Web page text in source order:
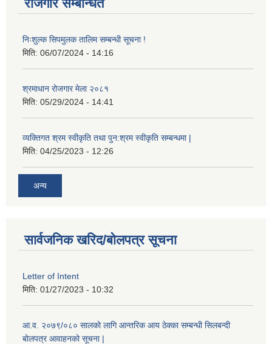
रोजगार सम्बन्धित
निःशुल्क सिपमुलक तालिम सम्बन्धी सूचना !
मिति: 06/07/2024 - 14:16
श्रमाधान रोजगार मेला २०८१
मिति: 05/29/2024 - 14:41
व्यक्तिगत श्रम स्वीकृति तथा पुन:श्रम स्वीकृति सम्बन्धमा |
मिति: 04/25/2023 - 12:26
अन्य
सार्वजनिक खरिद/बोलपत्र सूचना
Letter of Intent
मिति: 01/27/2023 - 10:32
आ.व. २०७९/०८० सालको लागि आन्तरिक आय ठेक्का सम्बन्धी सिलबन्दी
बोलपत्र आवाहनको सूचना |